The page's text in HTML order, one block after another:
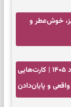
خوش‌عطر و
فال تاروت امروز پنجشنبه ۱۵ مرداد ۱۴۰۵ | کارت‌هایی
و پایان‌دادن